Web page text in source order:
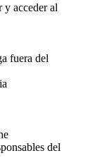
y acceder al
fuera del
del